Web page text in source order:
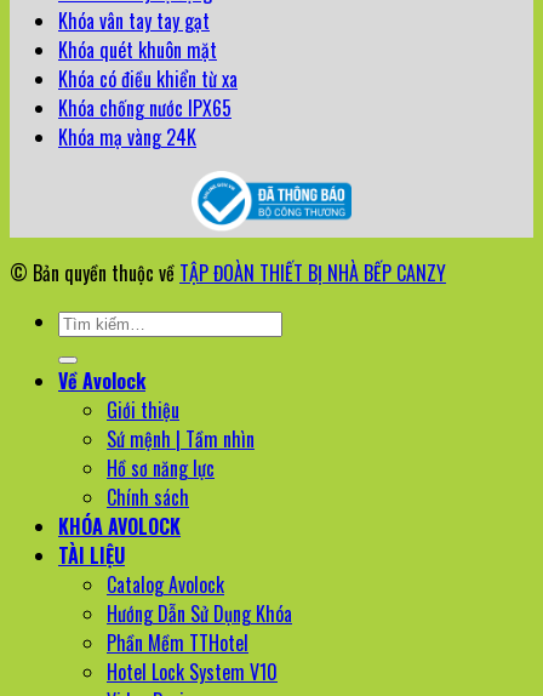
Khóa vân tay tay gạt
Khóa quét khuôn mặt
Khóa có điều khiển từ xa
Khóa chống nước IPX65
Khóa mạ vàng 24K
© Bản quyền thuộc về TẬP ĐOÀN THIẾT BỊ NHÀ BẾP CANZY
Tìm
kiếm:
Về Avolock
Giới thiệu
Sứ mệnh | Tầm nhìn
Hồ sơ năng lực
Chính sách
KHÓA AVOLOCK
TÀI LIỆU
Catalog Avolock
Hướng Dẫn Sử Dụng Khóa
Phần Mềm TTHotel
Hotel Lock System V10